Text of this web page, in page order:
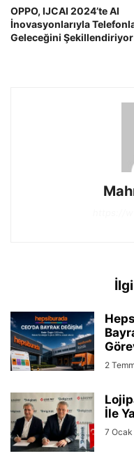
OPPO, IJCAI 2024’te AI
İnovasyonlarıyla
Geleceğini Şekillendiriyor
2
İle
7